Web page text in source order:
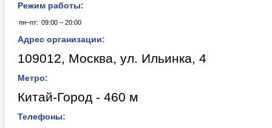
Режим работы:
пн–пт: 09:00 – 20:00
Адрес организации:
109012, Москва, ул. Ильинка, 4
Метро:
Китай-Город - 460 м
Телефоны: